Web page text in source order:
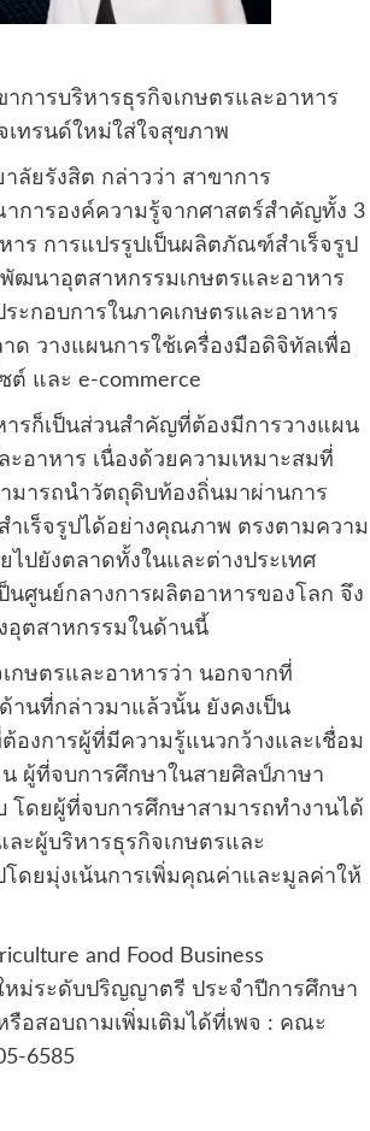
การบริหารธุรกิจเกษตรและอาหาร
เทรนด์ใหม่ใส่ใจสุขภาพ
ยรังสิต กล่าวว่า สาขาการ
การองค์ความรู้จากศาสตร์สำคัญทั้ง 3
าร การแปรรูปเป็นผลิตภัณฑ์สำเร็จรูป
ฒนาอุตสาหกรรมเกษตรและอาหาร
ะกอบการในภาคเกษตรและอาหาร
วางแผนการใช้เครื่องมือดิจิทัลเพื่อ
และ e-commerce
รก็เป็นส่วนสำคัญที่ต้องมีการวางแผน
อาหาร เนื่องด้วยความเหมาะสมที่
มารถนำวัตถุดิบท้องถิ่นมาผ่านการ
เร็จรูปได้อย่างคุณภาพ ตรงตามความ
ปยังตลาดทั้งในและต่างประเทศ
ศูนย์กลางการผลิตอาหารของโลก จึง
อุตสาหกรรมในด้านนี้
กษตรและอาหารว่า นอกจากที่
านที่กล่าวมาแล้วนั้น ยังคงเป็น
งการผู้ที่มีความรู้แนวกว้างและเชื่อม
น ผู้ที่จบการศึกษาในสายศิลป์ภาษา
ดยผู้ที่จบการศึกษาสามารถทำงานได้
ะผู้บริหารธุรกิจเกษตรและ
ดยมุ่งเน้นการเพิ่มคุณค่าและมูลค่าให้
and Food Business
หม่ระดับปริญญาตรี ประจำปีการศึกษา
รือสอบถามเพิ่มเติมได้ที่เพจ : คณะ
6585